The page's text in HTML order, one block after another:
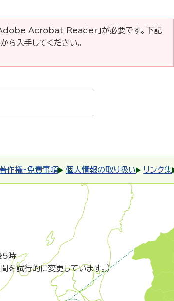
Adobe Acrobat Reader」が必要です。下記
入手してください。
著作権・免責事項 個人情報の取り扱い リンク集
5時
試行的に変更しています。）